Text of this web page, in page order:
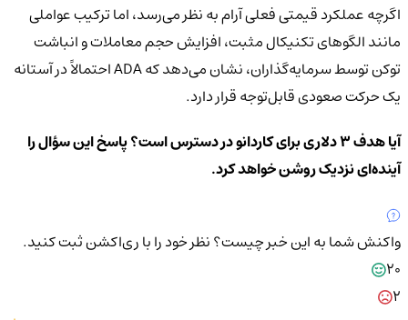
اگرچه عملکرد قیمتی فعلی آرام به نظر می‌رسد، اما ترکیب عواملی
مانند الگوهای تکنیکال مثبت، افزایش حجم معاملات و انباشت
توکن توسط سرمایه‌گذاران، نشان می‌دهد که ADA احتمالاً در آستانه
یک حرکت صعودی قابل‌توجه قرار دارد.
آیا هدف ۳ دلاری برای کاردانو در دسترس است؟ پاسخ این سؤال را
آینده‌ای نزدیک روشن خواهد کرد.
واکنش شما به این خبر چیست؟نظر خود را با ری‌اکشن ثبت کنید.
20